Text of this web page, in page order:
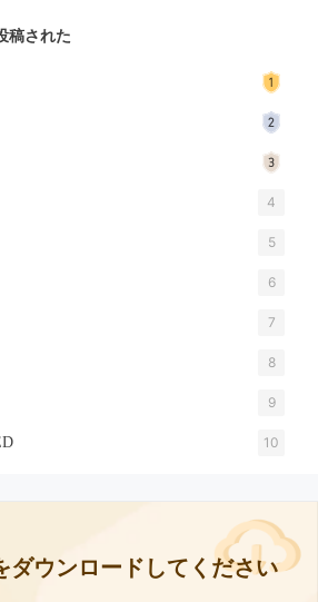
稿された
4
5
6
7
8
9
10
ダウンロードしてください